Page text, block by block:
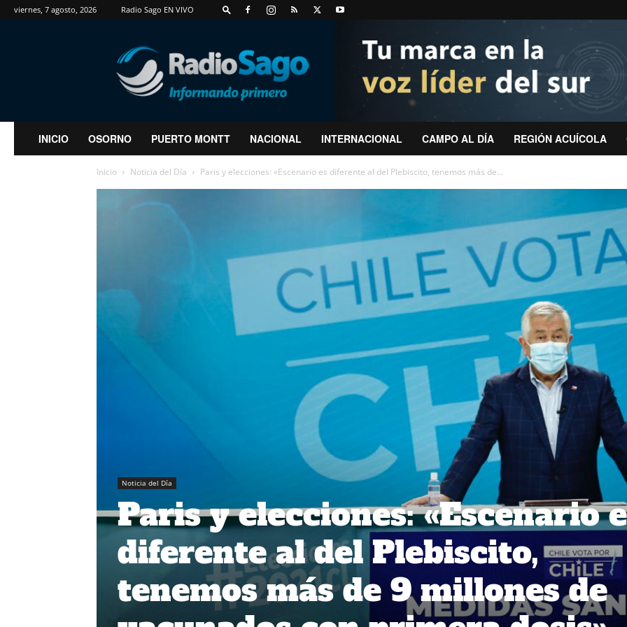
viernes, 7 agosto, 2026 Radio Sago EN VIVO
RadioSago
INICIO OSORNO PUERTO MONTT NACIONAL INTERNACIONAL CAMPO AL DÍA REGIÓN ACUÍCOLA
Inicio Noticia del Día Paris y elecciones: «Escenario es diferente al del Plebiscito, tenemos más de...
Noticia del Día
Paris y elecciones: «Escenario
diferente al del Plebiscito,
tenemos más de 9 millones de